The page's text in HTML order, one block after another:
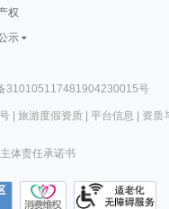
权
示
310105117481904230015号
| 旅游度假资质| 平台信息 资质
体责任承诺书